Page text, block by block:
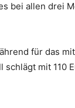
bei allen drei
für das
mit 110